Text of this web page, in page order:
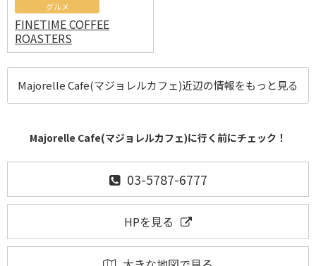
グルメ
FINETIME COFFEE
ROASTERS
Majorelle Cafe(マジョレルカフェ)近辺の情報をもっと見る
Majorelle Cafe(マジョレルカフェ)に行く前にチェック！
03-5787-6777
HPを見る